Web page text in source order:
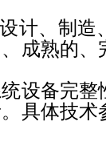
计、制造
成熟的、
设备完整
具体技术